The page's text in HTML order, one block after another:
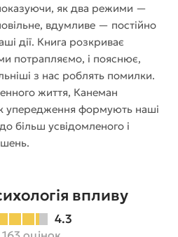
як два режими —
вдумливе — постійно
дії. Книга розкриває
потрапляємо, і пояснює,
з нас роблять помилки.
життя, Канеман
упередження формують наші
більш усвідомленого і
впливу
4.3